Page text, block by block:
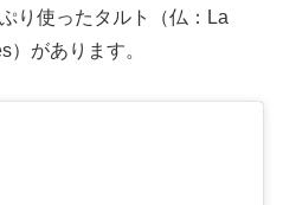
り使ったタルト（仏：La
）があります。